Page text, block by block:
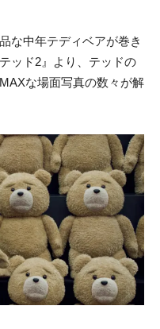
な中年テディベアが巻き
ッド2』より、テッドの
な場面写真の数々が解